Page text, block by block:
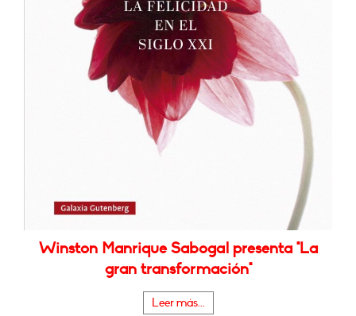
Winston Manrique Sabogal presenta "La
gran transformación"
Leer más...